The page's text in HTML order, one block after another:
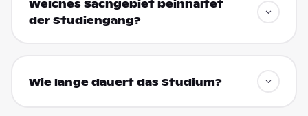
Welches Sachgebiet beinhaltet
der Studiengang?
Wie lange dauert das Studium?